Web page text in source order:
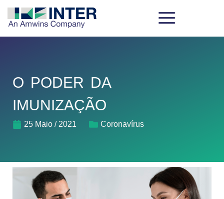
O PODER DA
IMUNIZAÇÃO
25 Maio / 2021 Coronavírus